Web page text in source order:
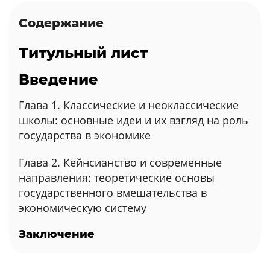
Содержание
Титульный лист
Введение
Глава 1. Классические и неоклассические
школы: основные идеи и их взгляд на роль
государства в экономике
Глава 2. Кейнсианство и современные
направления: теоретические основы
государственного вмешательства в
экономическую систему
Заключение